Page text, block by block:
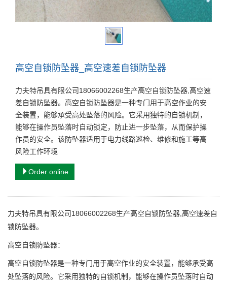
高空自锁防坠器_高空速差自锁防坠器
力夫特吊具有限公司18066002268生产高空自锁防坠器,高空速
差自锁防坠器。高空自锁防坠器是一种专门用于高空作业的安
全装置，能够承受高处坠落的风险。它采用独特的自锁机制，
能够在操作员坠落时自动锁定，防止进一步坠落，从而保护操
作员的安全。该防坠器适用于电力线路巡检、维修和施工等高
风险工作环境
Order online
力夫特吊具有限公司18066002268生产高空自锁防坠器,高空速差自
锁防坠器。
高空自锁防坠器：
高空自锁防坠器是一种专门用于高空作业的安全装置，能够承受高
处坠落的风险。它采用独特的自锁机制，能够在操作员坠落时自动